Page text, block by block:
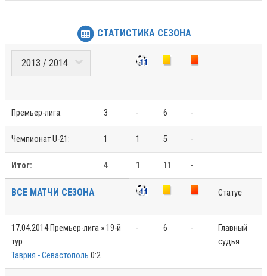
СТАТИСТИКА СЕЗОНА
Премьер-лига: 3 - 6 -
Чемпионат U-21: 1 1 5 -
Итог: 4 1 11 -
ВСЕ МАТЧИ СЕЗОНА Статус
17.04.2014 Премьер-лига » 19-й
тур
Таврия - Севастополь 0:2
- 6 -
Главный
судья